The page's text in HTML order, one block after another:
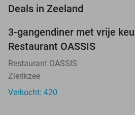
Deals in Zeeland
3-gangendiner met vrije
Restaurant OASSIS
Restaurant OASSIS
Zierikzee
Verkocht: 420